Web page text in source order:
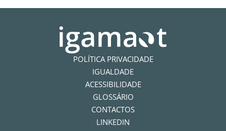
POLÍTICA PRIVACIDADE
IGUALDADE
ACESSIBILIDADE
GLOSSÁRIO
CONTACTOS
LINKEDIN